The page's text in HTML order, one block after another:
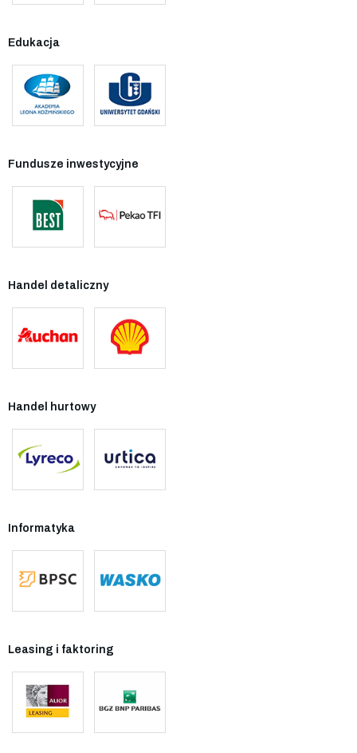
Edukacja
Fundusze inwestycyjne
Handel detaliczny
Handel hurtowy
Informatyka
Leasing i faktoring